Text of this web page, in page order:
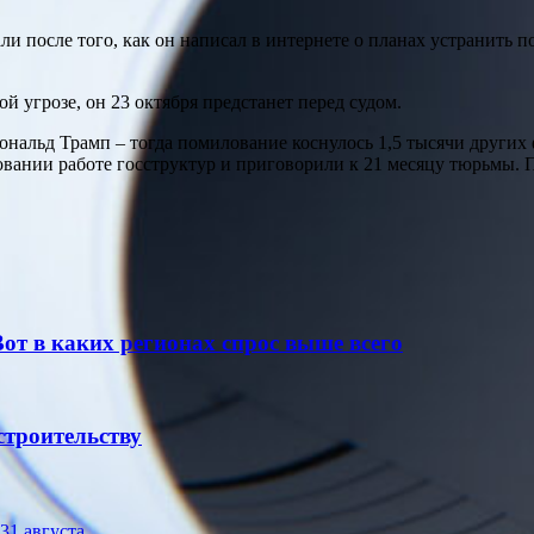
после того, как он написал в интернете о планах
угрозе, он 23 октября предстанет перед судом.
Трамп – тогда помилование коснулось 1,5 тысячи
работе госструктур и приговорили к 21 месяцу
в каких регионах спрос выше всего